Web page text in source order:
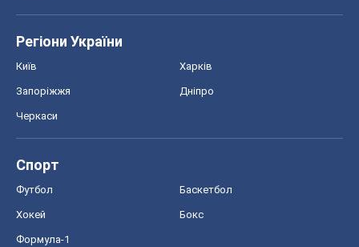
Регіони України
Київ Харків
Запоріжжя Дніпро
Черкаси
Спорт
Футбол Баскетбол
Хокей Бокс
Формула-1